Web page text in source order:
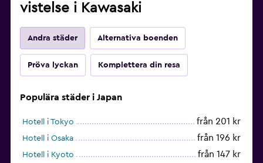
vistelse i Kawasaki
Andra städer Alternativa boenden
Pröva lyckan Komplettera din resa
Populära städer i Japan
Hotell i Tokyo från 201 kr
Hotell i Osaka från 196 kr
Hotell i Kyoto från 147 kr